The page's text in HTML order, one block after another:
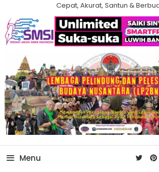
Cepat, Akurat, Santun &
Menu